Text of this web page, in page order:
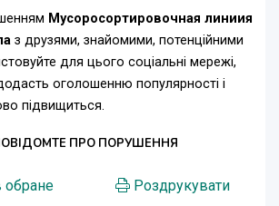
Мусоросортировочная линиия
з друзями, знайомими, потенційними
для цього соціальні мережі,
оголошенню популярності і
підвищиться.
ПРО ПОРУШЕННЯ
обране
Роздрукувати